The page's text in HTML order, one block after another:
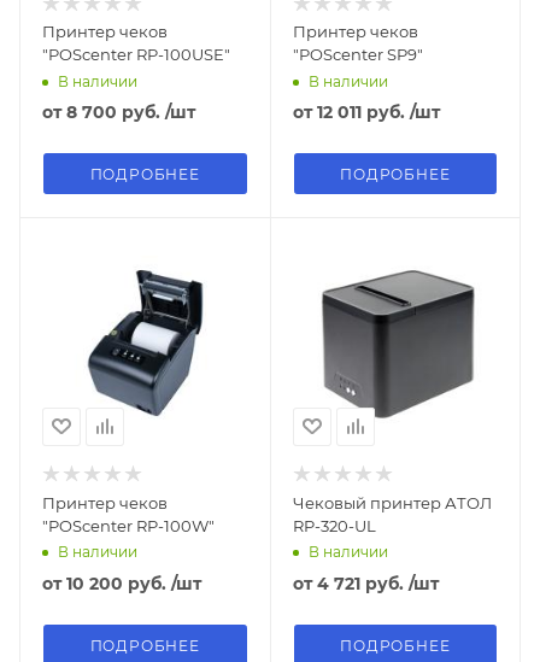
Принтер чеков
"POScenter RP-100USE"
В наличии
от8 700 руб. /шт
ПОДРОБНЕЕ
Принтер чеков
"POScenter SP9"
В наличии
от12 011 руб. /шт
ПОДРОБНЕЕ
Принтер чеков
"POScenter RP-100W"
В наличии
от10 200 руб. /шт
ПОДРОБНЕЕ
Чековый принтер АТОЛ
RP-320-UL
В наличии
от4 721 руб. /шт
ПОДРОБНЕЕ